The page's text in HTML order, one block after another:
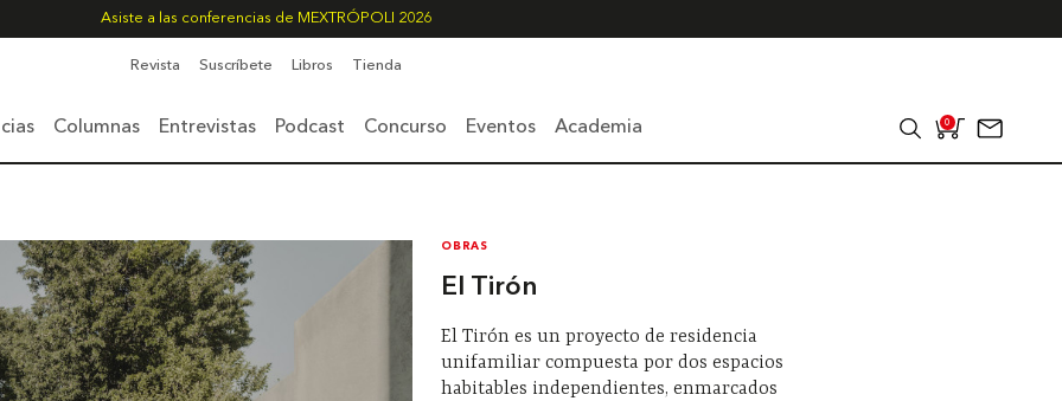
Asiste a las conferencias de MEXTRÓPOLI 2026
Revista Suscríbete Libros Tienda
Columnas Entrevistas Podcast Concurso Eventos Academia 0
OBRAS
El Tirón
El Tirón es un proyecto de residencia
unifamiliar compuesta por dos espacios
habitables independientes, enmarcados